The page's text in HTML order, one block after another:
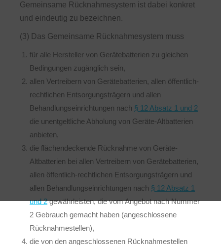
Gemeinsame Rücknahmesystem ist dabei konkret
und eindeutig zu bezeichnen.
(3) Das Gemeinsame Rücknahmesystem muss
für alle Hersteller von Gerätebatterien zu gleichen
Bedingungen zugänglich sein,
allen Vertreibern von Gerätebatterien, allen öffentlich-
rechtlichen Entsorgungsträgern und allen
Behandlungseinrichtungen nach § 12 Absatz 1 und 2
die unentgeltliche Abholung von Geräte-Altbatterien
anbieten,
die flächendeckende Rücknahme von Geräte-
Altbatterien bei allen Vertreibern von Gerätebatterien,
allen öffentlich-rechtlichen Entsorgungsträgern und
allen Behandlungseinrichtungen nach § 12 Absatz 1
und 2gewährleisten, die vom Angebot nach Nummer
2 Gebrauch gemacht haben (angeschlossene
Rücknahmestellen),
die von den angeschlossenen Rücknahmestellen